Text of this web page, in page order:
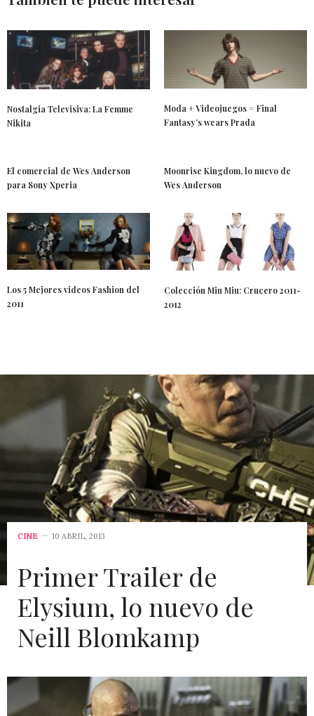
Nostalgia Televisiva: La Femme
Nikita
Moda + Videojuegos = Final
Fantasy’s wears Prada
El comercial de Wes Anderson
para Sony Xperia
Moonrise Kingdom, lo nuevo de
Wes Anderson
Los 5 Mejores videos Fashion del
2011
Colección Miu Miu: Crucero 2011-
2012
CINE 10 ABRIL, 2013
Primer Trailer de
Elysium, lo nuevo de
Neill Blomkamp